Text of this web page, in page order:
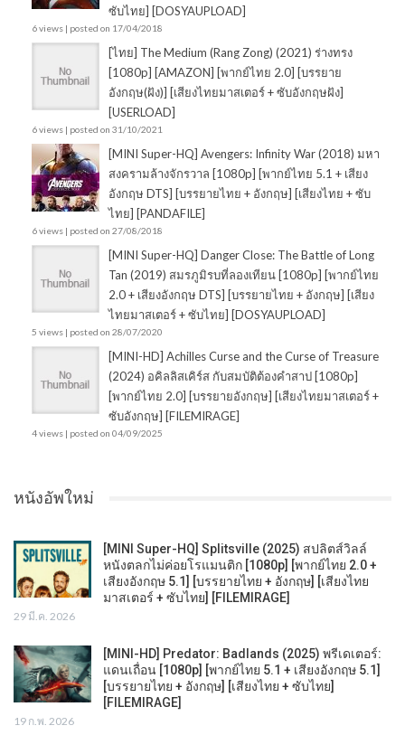
ซับไทย] [DOSYAUPLOAD]
6 views | posted on 17/04/2018
[ไทย] The Medium (Rang Zong) (2021) ร่างทรง
[1080p] [AMAZON] [พากย์ไทย 2.0] [บรรยาย
อังกฤษ(ฝัง)] [เสียงไทยมาสเตอร์ + ซับอังกฤษฝัง]
[USERLOAD]
6 views | posted on 31/10/2021
[MINI Super-HQ] Avengers: Infinity War (2018) มหา
สงครามล้างจักรวาล [1080p] [พากย์ไทย 5.1 + เสียง
อังกฤษ DTS] [บรรยายไทย + อังกฤษ] [เสียงไทย + ซับ
ไทย] [PANDAFILE]
6 views | posted on 27/08/2018
[MINI Super-HQ] Danger Close: The Battle of Long
Tan (2019) สมรภูมิรบที่ลองเทียน [1080p] [พากย์ไทย
2.0 + เสียงอังกฤษ DTS] [บรรยายไทย + อังกฤษ] [เสียง
ไทยมาสเตอร์ + ซับไทย] [DOSYAUPLOAD]
5 views | posted on 28/07/2020
[MINI-HD] Achilles Curse and the Curse of Treasure
(2024) อคิลลิสเคิร์ส กับสมบัติต้องคำสาป [1080p]
[พากย์ไทย 2.0] [บรรยายอังกฤษ] [เสียงไทยมาสเตอร์ +
ซับอังกฤษ] [FILEMIRAGE]
4 views | posted on 04/09/2025
หนังอัพใหม่
[MINI Super-HQ] Splitsville (2025) สปลิตส์วิลล์
หนังตลกไม่ค่อยโรแมนติก [1080p] [พากย์ไทย 2.0 +
เสียงอังกฤษ 5.1] [บรรยายไทย + อังกฤษ] [เสียงไทย
มาสเตอร์ + ซับไทย] [FILEMIRAGE]
29 มี.ค. 2026
[MINI-HD] Predator: Badlands (2025) พรีเดเตอร์:
แดนเถื่อน [1080p] [พากย์ไทย 5.1 + เสียงอังกฤษ 5.1]
[บรรยายไทย + อังกฤษ] [เสียงไทย + ซับไทย]
[FILEMIRAGE]
19 ก.พ. 2026